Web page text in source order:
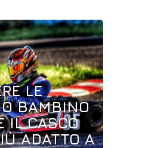
LE
BAMBINO
IL CASCO
ADATTO A